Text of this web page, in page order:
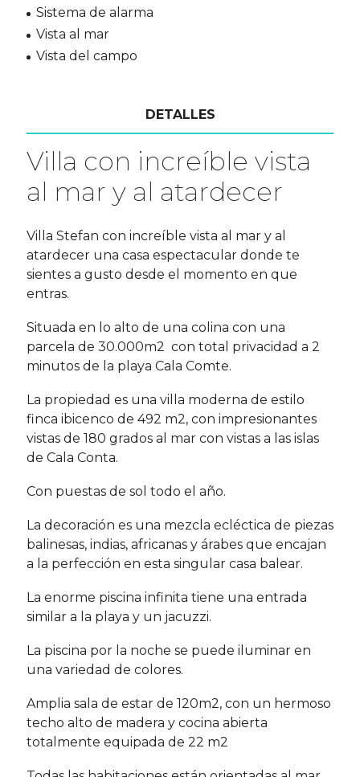
Sistema de alarma
Vista al mar
Vista del campo
DETALLES
Villa con increíble vista
al mar y al atardecer
Villa Stefan con increíble vista al mar y al
atardecer una casa espectacular donde te
sientes a gusto desde el momento en que
entras.
Situada en lo alto de una colina con una
parcela de 30.000m2 con total privacidad a 2
minutos de la playa Cala Comte.
La propiedad es una villa moderna de estilo
finca ibicenco de 492 m2, con impresionantes
vistas de 180 grados al mar con vistas a las islas
de Cala Conta.
Con puestas de sol todo el año.
La decoración es una mezcla ecléctica de piezas
balinesas, indias, africanas y árabes que encajan
a la perfección en esta singular casa balear.
La enorme piscina infinita tiene una entrada
similar a la playa y un jacuzzi.
La piscina por la noche se puede iluminar en
una variedad de colores.
Amplia sala de estar de 120m2, con un hermoso
techo alto de madera y cocina abierta
totalmente equipada de 22 m2